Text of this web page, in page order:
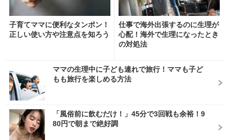
子育てママに便利なタンポン！
正しい使い方や注意点を知ろう
仕事で海外出張するのに生理が
心配！海外で生理になったとき
の対処法
ママの生理中に子ども連れで旅行！ママも子ど
もも旅行を楽しめる方法
「風俗前に飲むだけ！」45分で3回戦も余裕！9
80円で朝まで絶好調